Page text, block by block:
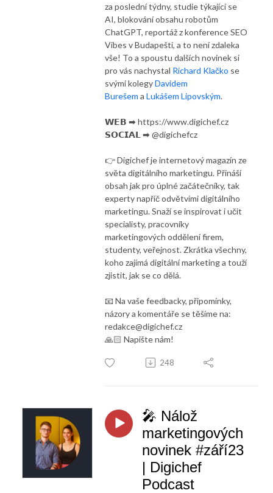
za poslední týdny, studie týkající se
AI, blokování obsahu robotům
ChatGPT, reportáž z konference SEO
Vibes v Budapešti, a to není zdaleka
vše! To a spoustu dalších novinek si
pro vás nachystal Richard Klačko se
svými kolegyDavidem
Burešem a Lukášem Lipovským.
𝗪𝗘𝗕 ➡ https://www.digichef.cz
𝗦𝗢𝗖𝗜𝗔𝗟 ➡ @digichefcz
👉 Digichef je internetový magazín ze
světa digitálního marketingu. Přináší
obsah jak pro úplné začátečníky, tak
experty napříč odvětvími digitálního
marketingu. Snaží se inspirovat i učit
specialisty, pracovníky
marketingových oddělení firem,
studenty, veřejnost. Zkrátka všechny,
koho zajímá digitální marketing a touží
zjistit, jak se co dělá.
📧 Na vaše feedbacky, připomínky,
názory a komentáře se těšíme na:
redakce@digichef.cz
🙏🏻 Napište nám!
248
🎤 Nálož
marketingových
novinek #září23
| Digichef
Podcast